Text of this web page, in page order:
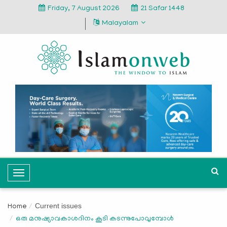
Friday, 7 August 2026
21 Safar 1448
Malayalam
T
o
g
l
Home Current issues
ഒരു മനുഷ്യാവകാശദിനം കൂടി കടന്നുപോവുമ്പോള്‍